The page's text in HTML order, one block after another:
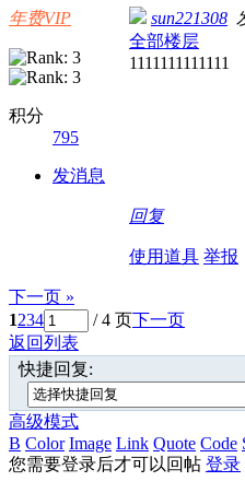
年费VIP
积分
795
发消息
sun221308
全部楼层
1111111111111
回复
使用道具 举报
下一页 »
1234 / 4 页下一页
返回列表
快捷回复:
高级模式
B Color Image Link Quote Code
您需要登录后才可以回帖 登录